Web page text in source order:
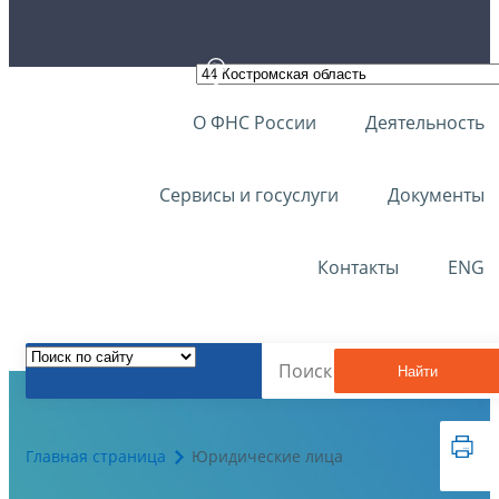
О ФНС России Деятельность
Сервисы и госуслуги Документы
Контакты ENG
Найти
Главная страница Юридические лица